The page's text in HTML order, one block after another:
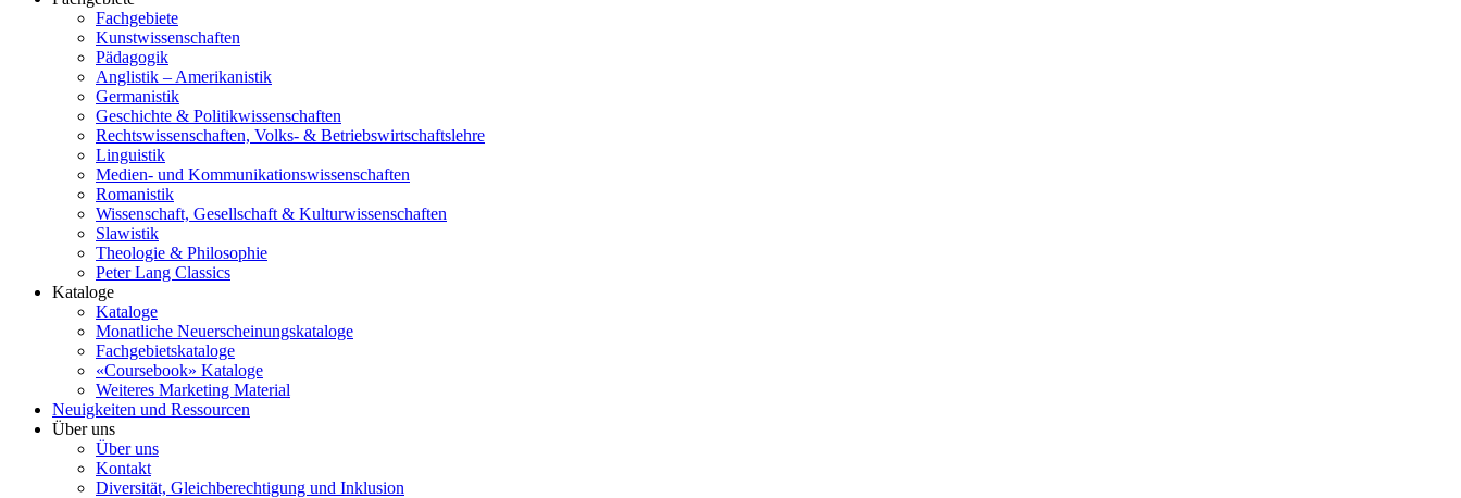
Fachgebiete
Kunstwissenschaften
Pädagogik
Anglistik – Amerikanistik
Germanistik
Geschichte & Politikwissenschaften
Rechtswissenschaften, Volks- & Betriebswirtschaftslehre
Linguistik
Medien- und Kommunikationswissenschaften
Romanistik
Wissenschaft, Gesellschaft & Kulturwissenschaften
Slawistik
Theologie & Philosophie
Peter Lang Classics
Kataloge
Kataloge
Monatliche Neuerscheinungskataloge
Fachgebietskataloge
«Coursebook» Kataloge
Weiteres Marketing Material
Neuigkeiten und Ressourcen
Über uns
Über uns
Kontakt
Diversität, Gleichberechtigung und Inklusion